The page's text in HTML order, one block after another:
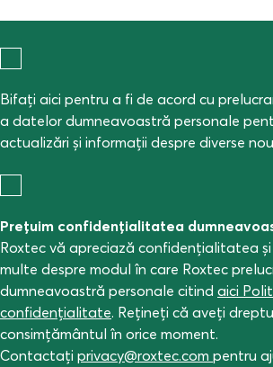
Bifați aici pentru a fi de acord cu
a datelor dumneavoastră personale
actualizări și informații despre diverse
Preţuim confidenţialitatea
Roxtec vă apreciază confidențialitatea
multe despre modul în care Roxtec
dumneavoastră personale citind aici
confidențialitate. Rețineți că aveți
consimțământul în orice moment.
Contactați privacy@roxtec.com pentru